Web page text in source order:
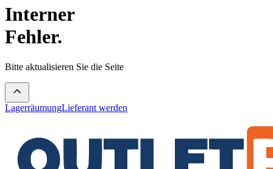
Interner
Fehler.
Bitte aktualisieren Sie die Seite
LagerräumungLieferant werden